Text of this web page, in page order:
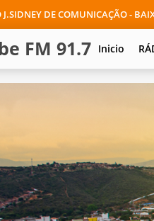
J.SIDNEY DE COMUNICAÇÃO -
FM 91.7 Inicio